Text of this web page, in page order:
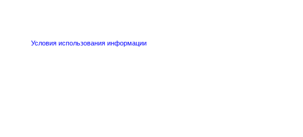
Условия использования информации